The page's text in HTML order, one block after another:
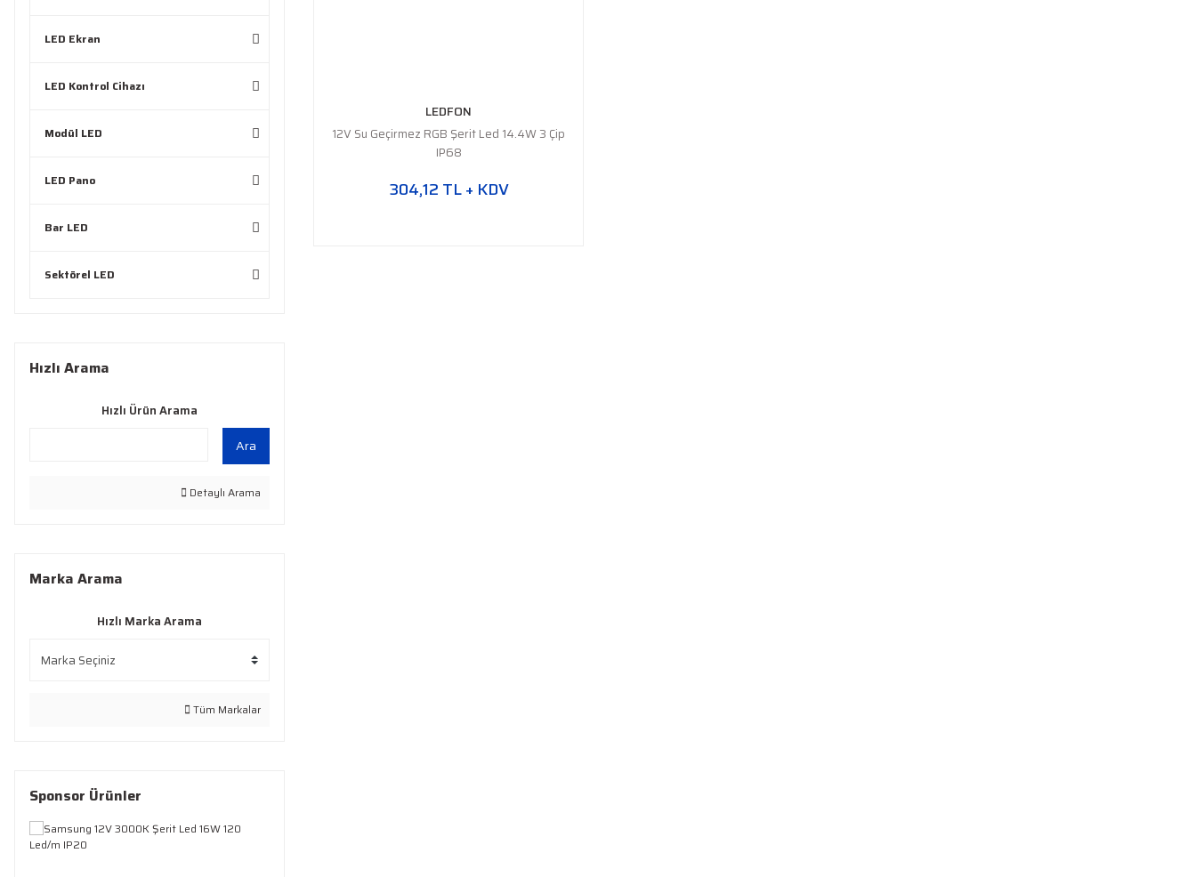
LED Ekran
LED Kontrol Cihazı
Modül LED
LED Pano
Bar LED
Sektörel LED
Hızlı Arama
Hızlı Ürün Arama
Ara
Detaylı Arama
Marka Arama
Hızlı Marka Arama
Tüm Markalar
Sponsor Ürünler
LEDFON
12V Su Geçirmez RGB Şerit Led 14.4W 3 Çip
IP68
304,12 TL + KDV